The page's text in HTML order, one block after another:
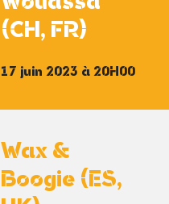
(CH, FR)
17 juin 2023 à 20H00
Wax &
Boogie (ES,